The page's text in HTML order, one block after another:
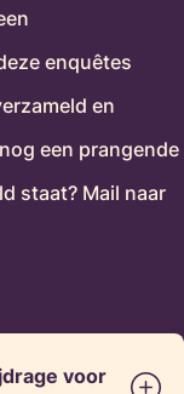
enquêtes
en
een prangende
staat? Mail naar
voor